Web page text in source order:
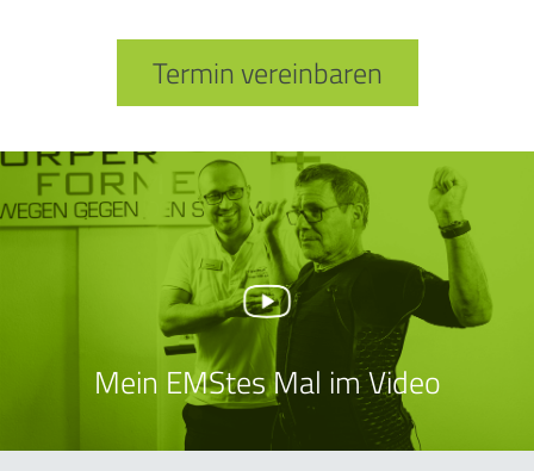
Termin vereinbaren
Mein EMStes Mal im Video